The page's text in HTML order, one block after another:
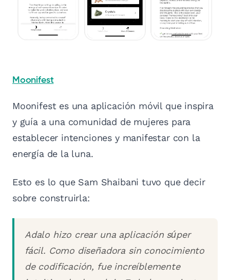
Moonifest
Moonifest es una aplicación móvil que inspira
y guía a una comunidad de mujeres para
establecer intenciones y manifestar con la
energía de la luna.
Esto es lo que Sam Shaibani tuvo que decir
sobre construirla:
Adalo hizo crear una aplicación súper
fácil. Como diseñadora sin conocimiento
de codificación, fue increíblemente